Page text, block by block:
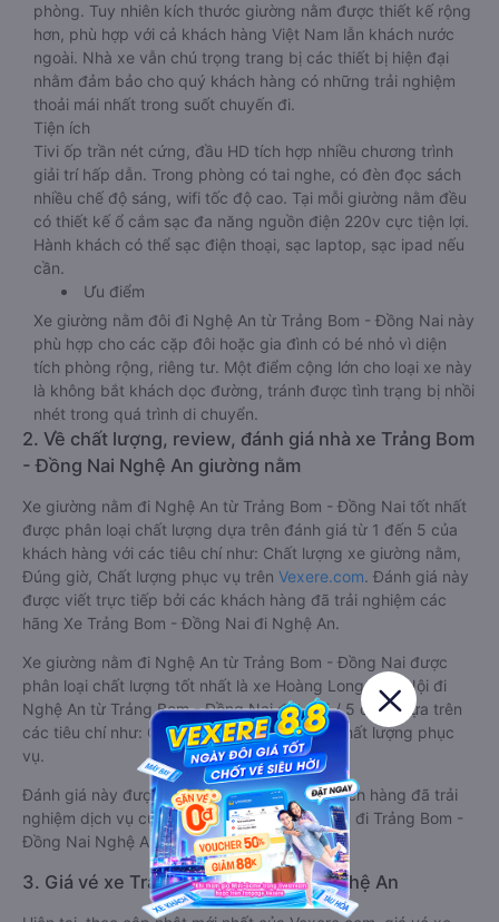
phòng. Tuy nhiên kích thước giường nằm được thiết kế rộng
hơn, phù hợp với cả khách hàng Việt Nam lẫn khách nước
ngoài. Nhà xe vẫn chú trọng trang bị các thiết bị hiện đại
nhằm đảm bảo cho quý khách hàng có những trải nghiệm
thoải mái nhất trong suốt chuyến đi.
Tiện ích
Tivi ốp trần nét cứng, đầu HD tích hợp nhiều chương trình
giải trí hấp dẫn. Trong phòng có tai nghe, có đèn đọc sách
nhiều chế độ sáng, wifi tốc độ cao. Tại mỗi giường nằm đều
có thiết kế ổ cắm sạc đa năng nguồn điện 220v cực tiện lợi.
Hành khách có thể sạc điện thoại, sạc laptop, sạc ipad nếu
cần.
Ưu điểm
Xe giường nằm đôi đi Nghệ An từ Trảng Bom - Đồng Nai này
phù hợp cho các cặp đôi hoặc gia đình có bé nhỏ vì diện
tích phòng rộng, riêng tư. Một điểm cộng lớn cho loại xe này
là không bắt khách dọc đường, tránh được tình trạng bị nhồi
nhét trong quá trình di chuyển.
2. Về chất lượng, review, đánh giá nhà xe Trảng Bom
- Đồng Nai Nghệ An giường nằm
Xe giường nằm đi Nghệ An từ Trảng Bom - Đồng Nai tốt nhất
được phân loại chất lượng dựa trên đánh giá từ 1 đến 5 của
khách hàng với các tiêu chí như: Chất lượng xe giường nằm,
Đúng giờ, Chất lượng phục vụ trên Vexere.com. Đánh giá này
được viết trực tiếp bởi các khách hàng đã trải nghiệm các
hãng Xe Trảng Bom - Đồng Nai đi Nghệ An.
Xe giường nằm đi Nghệ An từ Trảng Bom - Đồng Nai được
phân loại chất lượng tốt nhất là xe Hoàng Long - Hà Nội đi
Nghệ An từ Trảng Bom - Đồng Nai đạt 4.5 / 5 điểm dựa trên
các tiêu chí như: Chất lượng xe, Đúng giờ, Chất lượng phục
vụ.
Đánh giá này được viết trực tiếp bởi các khách hàng đã trải
nghiệm dịch vụ của các hãng xe giường nằm đi Trảng Bom -
Đồng Nai Nghệ An .
3. Giá vé xe Trảng Bom - Đồng Nai Nghệ An